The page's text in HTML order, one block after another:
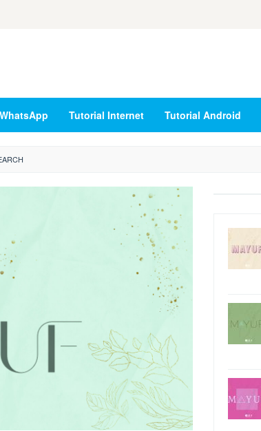
WhatsApp Tutorial Internet Tutorial Android